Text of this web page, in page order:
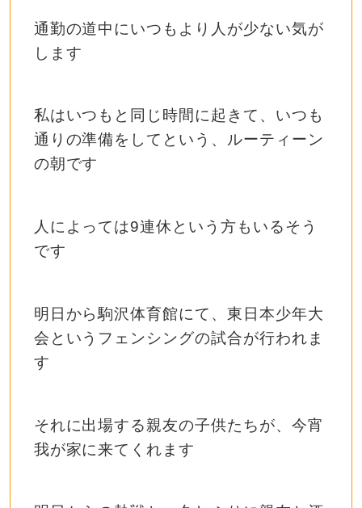
通勤の道中にいつもより人が少ない気が
します
私はいつもと同じ時間に起きて、いつも
通りの準備をしてという、ルーティーン
の朝です
人によっては9連休という方もいるそう
です
明日から駒沢体育館にて、東日本少年大
会というフェンシングの試合が行われま
す
それに出場する親友の子供たちが、今宵
我が家に来てくれます